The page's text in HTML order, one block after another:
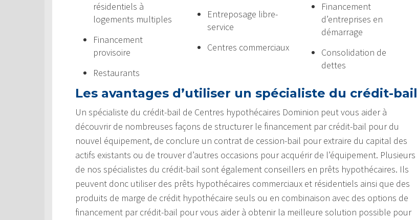
résidentiels à
logements multiples
Financement
provisoire
Restaurants
Entreposage libre-
service
Centres commerciaux
Financement
d’entreprises en
démarrage
Consolidation de
dettes
Les avantages d’utiliser un spécialiste du crédit-bail
Un spécialiste du crédit-bail de Centres hypothécaires Dominion peut vous aider à
découvrir de nombreuses façons de structurer le financement par crédit-bail pour du
nouvel équipement, de conclure un contrat de cession-bail pour extraire du capital des
actifs existants ou de trouver d’autres occasions pour acquérir de l’équipement. Plusieurs
de nos spécialistes du crédit-bail sont également conseillers en prêts hypothécaires. Ils
peuvent donc utiliser des prêts hypothécaires commerciaux et résidentiels ainsi que des
produits de marge de crédit hypothécaire seuls ou en combinaison avec des options de
financement par crédit-bail pour vous aider à obtenir la meilleure solution possible pour